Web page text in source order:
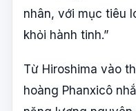
nhân, với mục tiêu
khỏi hành tinh.”
Từ Hiroshima vào
hoàng Phanxicô